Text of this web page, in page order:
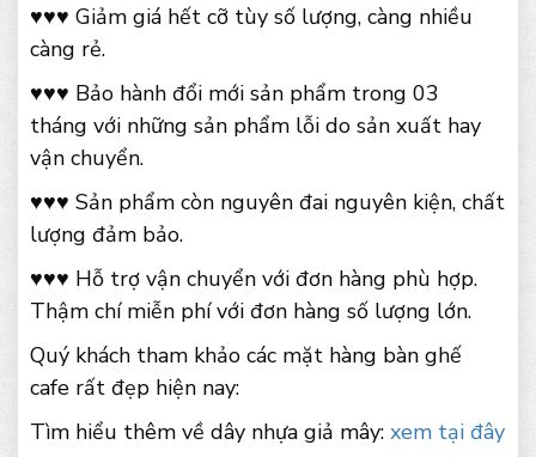
♥♥♥ Giảm giá hết cỡ tùy số lượng, càng nhiều
càng rẻ.
♥♥♥ Bảo hành đổi mới sản phẩm trong 03
tháng với những sản phẩm lỗi do sản xuất hay
vận chuyển.
♥♥♥ Sản phẩm còn nguyên đai nguyên kiện, chất
lượng đảm bảo.
♥♥♥ Hỗ trợ vận chuyển với đơn hàng phù hợp.
Thậm chí miễn phí với đơn hàng số lượng lớn.
Quý khách tham khảo các mặt hàng bàn ghế
cafe rất đẹp hiện nay:
Tìm hiểu thêm về dây nhựa giả mây: xem tại đây